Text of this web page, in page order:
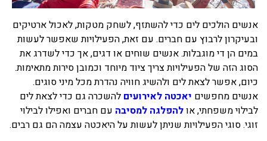
אנשים הולכים לים כדי להשתזף, לשחק מטקות, לאכול ארטיקים
ובעיקרון לרבוץ עם חברים. עם זאת, הפעילויות שאפשר לעשות
במים הן די מוגבלות. אנשים שוחים או דגים, אך כדי לשדרג את
הסוג הזה של הפעילויות צריך ציוד מיוחד וכמובן סירות מתאימות.
כיום, אפשר לצאת לים ולהשיג חוויה נהדרת מכל מיני סוגים.
אנשים מחפשים יאכטה לאירועים להשכרה גם כדי לצאת לים
לבילוי משפחתי, אולהפלגה למסיבה עם חברים ואפילו לבילוי
זוגי. סוגי הפעילויות שניתן לעשות על היאכטה עצמה הם גם רבים.